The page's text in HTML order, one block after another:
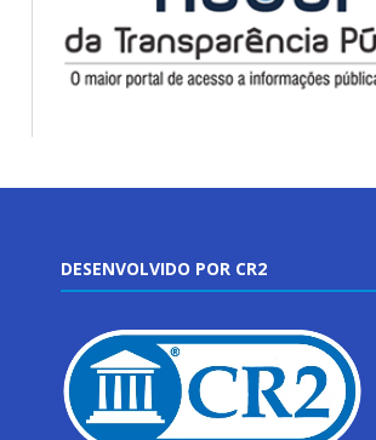
DESENVOLVIDO POR CR2